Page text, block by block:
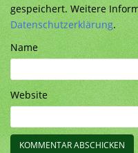
gespeichert. Weitere
Datenschutzerklärung.
Name
Website